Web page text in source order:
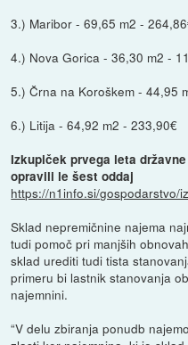
3.) Maribor - 69,65 m2 -
4.) Nova Gorica - 36,30 m2 -
5.) Črna na Koroškem - 44,95
6.) Litija - 64,92 m2 - 233,90€
Izkupiček prvega leta
opravili le šest oddaj
https://n1info.si/gospodarstvo/
Sklad nepremičnine najema
tudi pomoč pri manjših
sklad urediti tudi tista
primeru bi lastnik stanovanja
najemnini.
“V delu zbiranja ponudb